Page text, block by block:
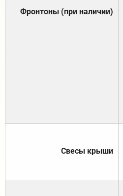
Фронтоны (при наличии)
Свесы крыши